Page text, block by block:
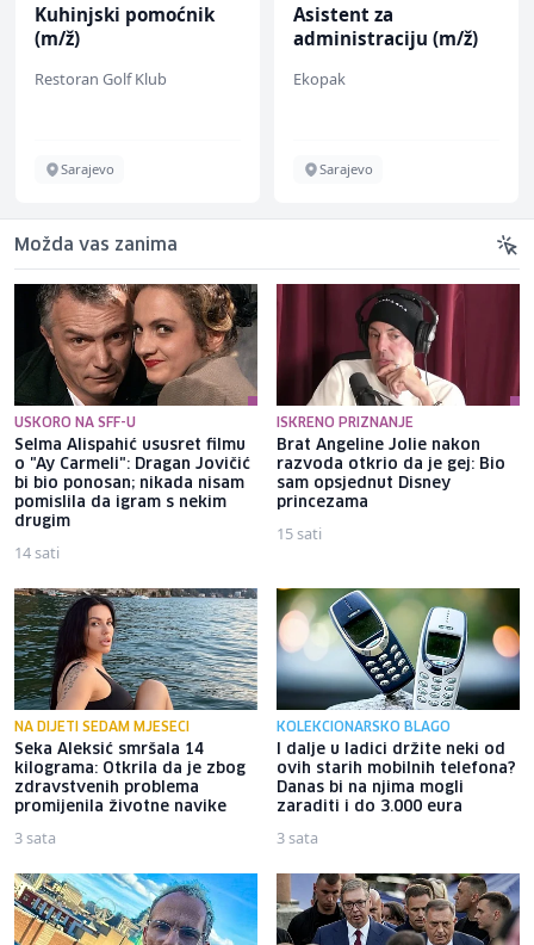
Kuhinjski pomoćnik
(m/ž)
Restoran Golf Klub
Sarajevo
Asistent za
administraciju (m/ž)
Ekopak
Sarajevo
Možda vas zanima
USKORO NA SFF-U
Selma Alispahić ususret filmu
o "Ay Carmeli": Dragan Jovičić
bi bio ponosan; nikada nisam
pomislila da igram s nekim
drugim
14 sati
ISKRENO PRIZNANJE
Brat Angeline Jolie nakon
razvoda otkrio da je gej: Bio
sam opsjednut Disney
princezama
15 sati
NA DIJETI SEDAM MJESECI
Seka Aleksić smršala 14
kilograma: Otkrila da je zbog
zdravstvenih problema
promijenila životne navike
3 sata
KOLEKCIONARSKO BLAGO
I dalje u ladici držite neki od
ovih starih mobilnih telefona?
Danas bi na njima mogli
zaraditi i do 3.000 eura
3 sata